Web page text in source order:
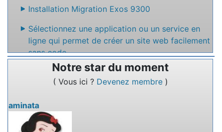
Installation Migration Exos 9300
Sélectionnez une application ou un service en
ligne qui permet de créer un site web facilement
sans code
Nommez un service en ligne qui permet de
rédiger des textes à plusieurs.
Notre star du moment
( Vous ici ? Devenez membre )
aminata